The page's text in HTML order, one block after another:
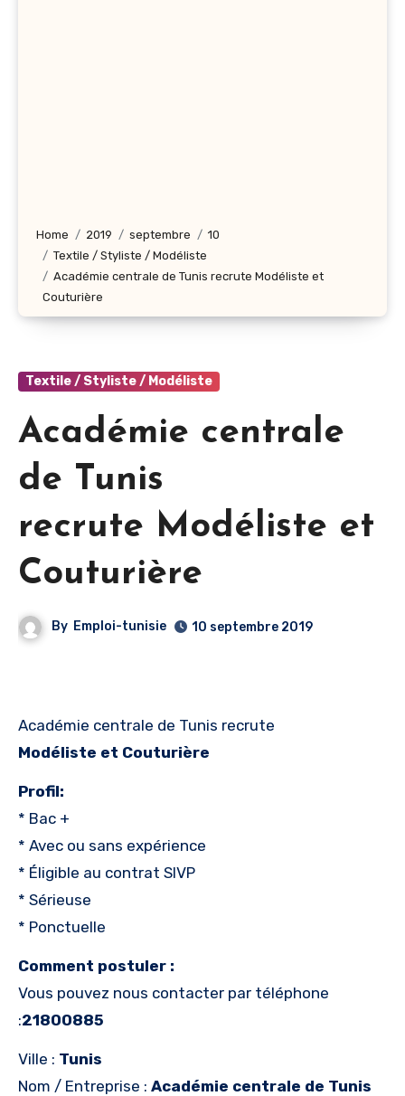
Home 2019 septembre
10
Textile / Styliste / Modéliste
Académie centrale de Tunis recrute Modéliste et
Couturière
Textile / Styliste / Modéliste
Académie centrale
de Tunis
recrute Modéliste et
Couturière
By Emploi-tunisie 10 septembre 2019
Académie centrale de Tunis recrute
Modéliste et Couturière
Profil:
* Bac +
* Avec ou sans expérience
* Éligible au contrat SIVP
* Sérieuse
* Ponctuelle
Comment postuler :
Vous pouvez nous contacter par téléphone
:21800885
Ville : Tunis
Nom / Entreprise : Académie centrale de Tunis